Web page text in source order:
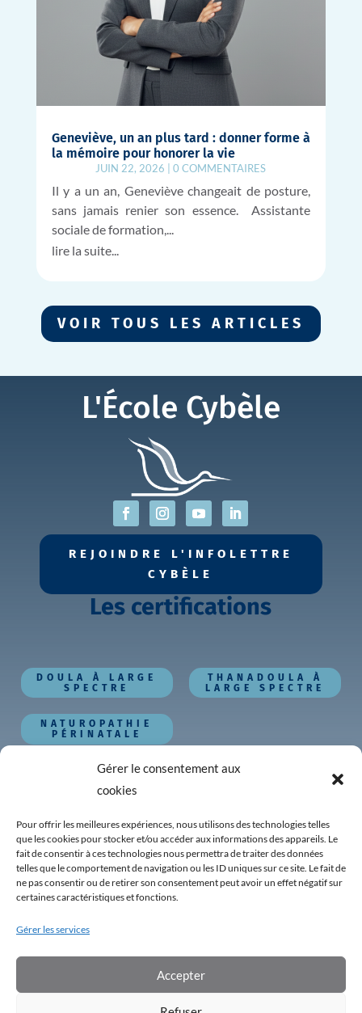
Gérer le consentement aux
cookies
Pour offrir les meilleures expériences, nous utilisons des technologies telles
que les cookies pour stocker et/ou accéder aux informations des appareils. Le
fait de consentir à ces technologies nous permettra de traiter des données
telles que le comportement de navigation ou les ID uniques sur ce site. Le fait de
ne pas consentir ou de retirer son consentement peut avoir un effet négatif sur
certaines caractéristiques et fonctions.
Gérer les services
Accepter
Geneviève, un an plus tard : donner forme à
la mémoire pour honorer la vie
JUIN 22, 2026 |0 COMMENTAIRES
Il y a un an, Geneviève changeait de posture,
sans jamais renier son essence. Assistante
sociale de formation,...
lire la suite...
VOIR TOUS LES ARTICLES
L'École Cybèle
REJOINDRE L'INFOLETTRE
CYBÈLE
Les certifications
DOULA À LARGE
SPECTRE
THANADOULA À
LARGE SPECTRE
NATUROPATHIE
PÉRINATALE
Autres pages
Nos outils GRATUITS
Notre École
Notre équipe
Témoignages
Le blog
Aides et support technique